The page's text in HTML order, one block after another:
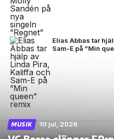
Elias Abbas tar
Sam-E på ”Min
MUSIK 10 jul, 2026